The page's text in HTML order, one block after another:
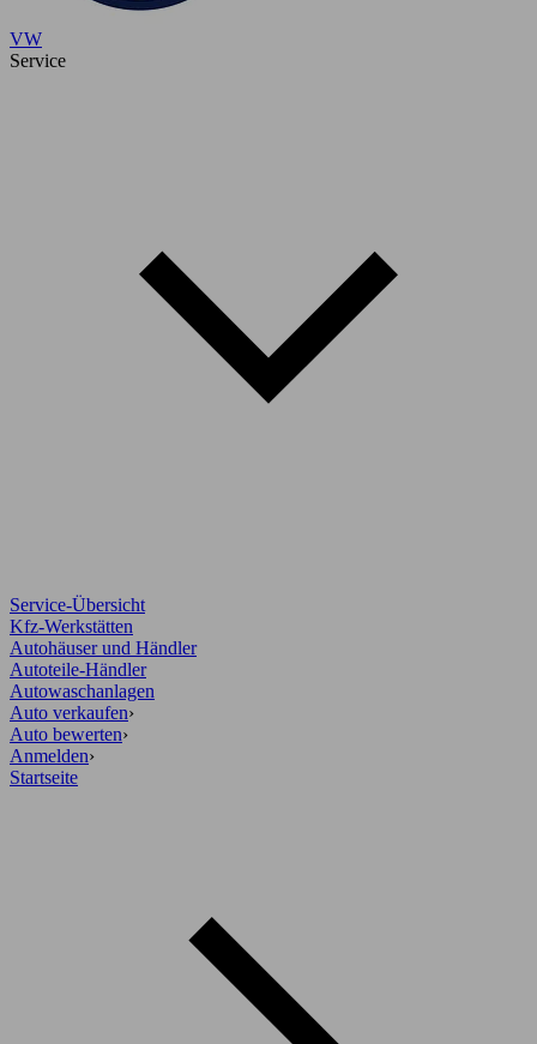
VW
Service
Service-Übersicht
Kfz-Werkstätten
Autohäuser und Händler
Autoteile-Händler
Autowaschanlagen
Auto verkaufen›
Auto bewerten›
Anmelden›
Startseite